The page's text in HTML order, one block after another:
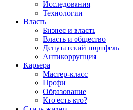
Исследования
Технологии
Власть
Бизнес и власть
Власть и общество
Депутатский портфель
Антикоррупция
Карьера
Мастер-класс
Профи
Образование
Кто есть кто?